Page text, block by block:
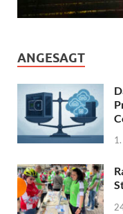
ANGESAGT